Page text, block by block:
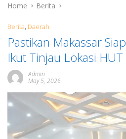
Home Berita
Berita, Daerah
Pastikan Makassar
Ikut Tinjau Lokasi
Admin
May 5, 2026